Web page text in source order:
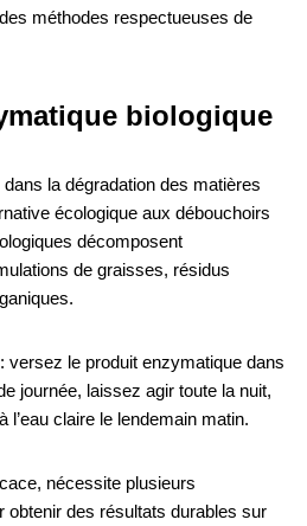
méthodes respectueuses de
biologique
la dégradation des matières
écologique aux débouchoirs
décomposent
de graisses, résidus
versez le produit enzymatique dans
journée, laissez agir toute la nuit,
l’eau claire le lendemain matin.
nécessite plusieurs
obtenir des résultats durables sur